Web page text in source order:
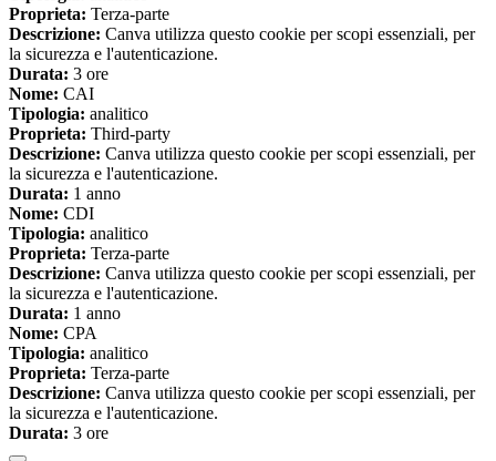
Proprieta: Terza-parte
Descrizione: Canva utilizza questo cookie per scopi essenziali, per
la sicurezza e l'autenticazione.
Durata: 3 ore
Nome: CAI
Tipologia: analitico
Proprieta: Third-party
Descrizione: Canva utilizza questo cookie per scopi essenziali, per
la sicurezza e l'autenticazione.
Durata: 1 anno
Nome: CDI
Tipologia: analitico
Proprieta: Terza-parte
Descrizione: Canva utilizza questo cookie per scopi essenziali, per
la sicurezza e l'autenticazione.
Durata: 1 anno
Nome: CPA
Tipologia: analitico
Proprieta: Terza-parte
Descrizione: Canva utilizza questo cookie per scopi essenziali, per
la sicurezza e l'autenticazione.
Durata: 3 ore